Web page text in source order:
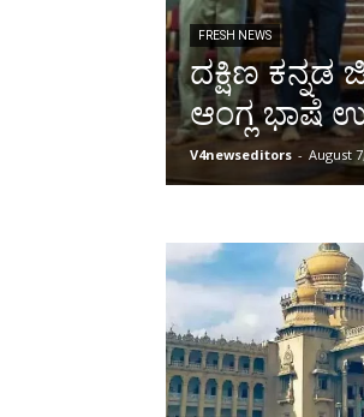
FRESH NEWS
ದಕ್ಷಿಣ
ಆಂಗ್ಲ ಭಾಷೆ
V4newseditors - August